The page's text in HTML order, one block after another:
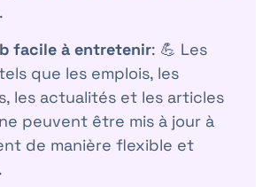
facile à entretenir: 💪 Les
que les emplois, les
les actualités et les articles
peuvent être mis à jour à
de manière flexible et